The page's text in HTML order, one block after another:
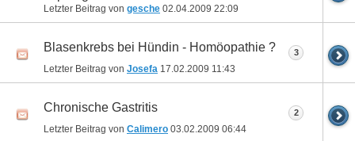
Letzter Beitrag von gesche 02.04.2009 22:09
Blasenkrebs bei Hündin - Homöopathie ?
Letzter Beitrag von Josefa 17.02.2009 11:43
3
Chronische Gastritis
Letzter Beitrag von Calimero 03.02.2009 06:44
2